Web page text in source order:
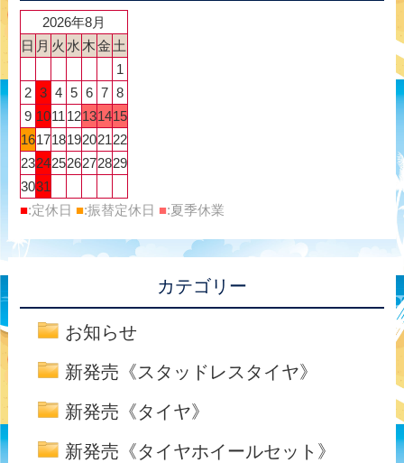
2026年8月
日 月 火 水 木金 土
1
2 3 4 5 6 7 8
9 1011 12131415
16171819202122
23242526272829
3031
■:定休日 ■:振替定休日 ■:夏季休業
カテゴリー
お知らせ
新発売《スタッドレスタイヤ》
新発売《タイヤ》
新発売《タイヤホイールセット》